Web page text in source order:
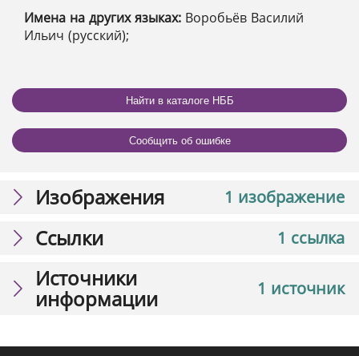
Имена на других языках: Воробьёв Василий
Ильич (русский);
Найти в каталоге НББ
Сообщить об ошибке
1 изображение
Изображения
1 ссылка
Ссылки
1 источник
Источники
информации